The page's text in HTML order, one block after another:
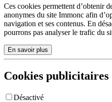
Ces cookies permettent d’obtenir
anonymes du site Immonc afin
navigation et ses contenus. En
pourrons pas analyser le trafic du
En savoir plus
Cookies publicitaires
Désactivé